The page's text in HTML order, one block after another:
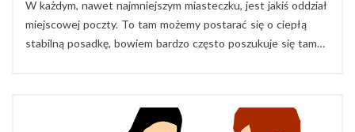
W każdym, nawet najmniejszym miasteczku, jest jakiś oddział
miejscowej poczty. To tam możemy postarać się o ciepłą
stabilną posadkę, bowiem bardzo często poszukuje się tam…